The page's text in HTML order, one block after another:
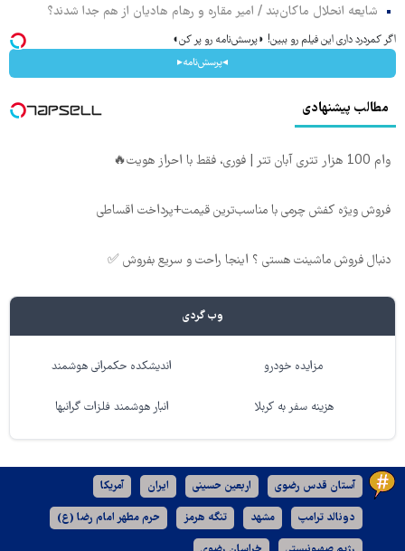
شایعه انحلال ماکان‌بند / امیر مقاره و رهام هادیان از هم جدا شدند؟
اگر کمردرد داری این فیلم رو ببین! ◗پرسش‌نامه رو پر کن◖
◂پرسش‌نامه▸
مطالب پیشنهادی
وام 100 هزار تتری آبان تتر | فوری، فقط با احراز هویت🔥
فروش ویژه کفش چرمی با مناسب‌ترین قیمت+پرداخت اقساطی
دنبال فروش ماشینت هستی ؟ اینجا راحت و سریع بفروش ✅
وب گردی
مزایده خودرو اندیشکده حکمرانی هوشمند
هزینه سفر به کربلا انبار هوشمند فلزات گرانبها
آستان قدس رضوی اربعین حسینی ایران آمریکا
دونالد ترامپ مشهد تنگه هرمز حرم مطهر امام رضا (ع)